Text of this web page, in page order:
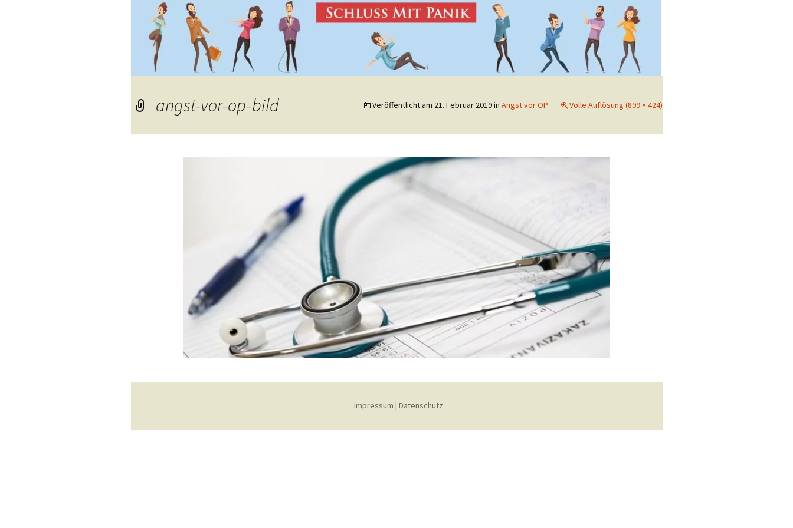
angst-vor-op-bild Veröffentlicht am 21. Februar 2019in Angst vor OP Volle Auflösung (899 × 424)
Impressum | Datenschutz